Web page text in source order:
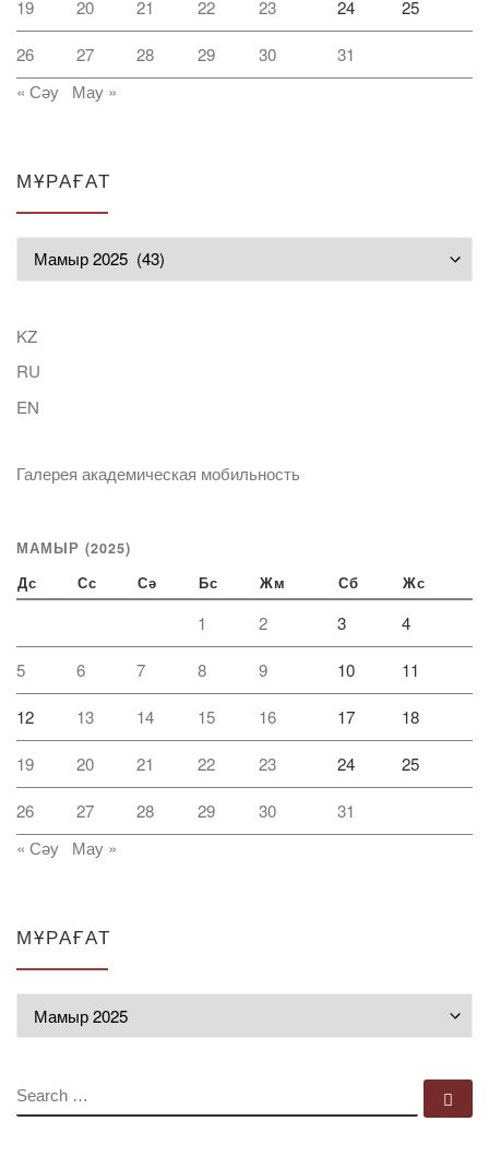
19 20 21 22 23 24 25
26 27 28 29 30
31
« Сәу
Мау »
МҰРАҒАТ
KZ
RU
EN
Галерея академическая мобильность
МАМЫР (2025)
Дс Сс Сә Бс Жм Сб Жс
1 2 3 4
5 6 7 8 9 10 11
12 13 14 15 16 17 18
19 20 21 22 23 24 25
26 27 28 29 30
31
« Сәу
Мау »
МҰРАҒАТ
SEARCH